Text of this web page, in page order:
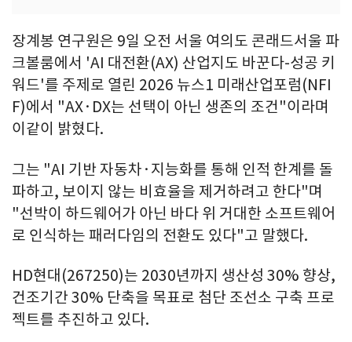
장계봉 연구원은 9일 오전 서울 여의도 콘래드서울 파
크볼룸에서 'AI 대전환(AX) 산업지도 바꾼다-성공 키
워드'를 주제로 열린 2026 뉴스1 미래산업포럼(NFI
F)에서 "AX·DX는 선택이 아닌 생존의 조건"이라며
이같이 밝혔다.
그는 "AI 기반 자동차·지능화를 통해 인적 한계를 돌
파하고, 보이지 않는 비효율을 제거하려고 한다"며
"선박이 하드웨어가 아닌 바다 위 거대한 소프트웨어
로 인식하는 패러다임의 전환도 있다"고 말했다.
HD현대(267250)는 2030년까지 생산성 30% 향상,
건조기간 30% 단축을 목표로 첨단 조선소 구축 프로
젝트를 추진하고 있다.